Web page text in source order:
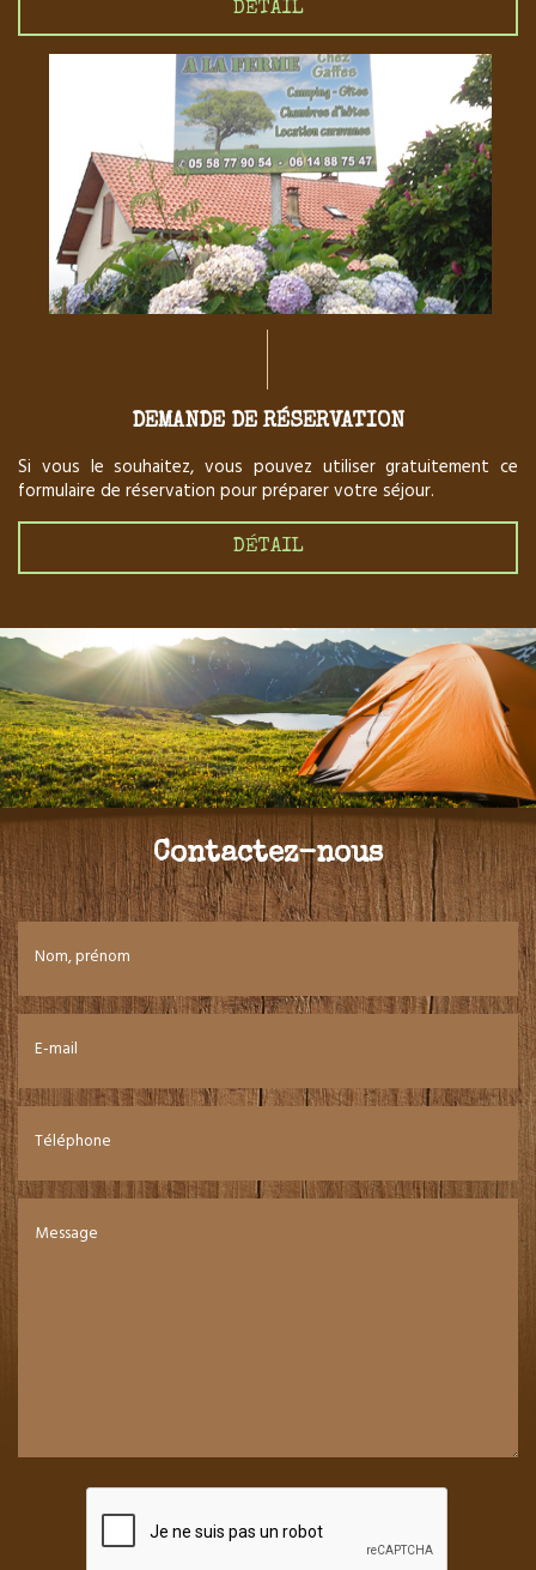
DÉTAIL
DEMANDE DE RÉSERVATION
Si vous le souhaitez, vous pouvez utiliser gratuitement ce
formulaire de réservation pour préparer votre séjour.
DÉTAIL
Contactez-nous
Nom, prénom
E-mail
Téléphone
Message